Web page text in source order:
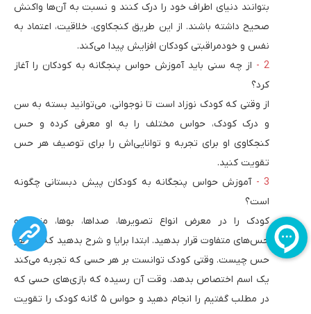
بتوانند دنیای اطراف خود را درک کنند و نسبت به آن‌ها واکنش
صحیح داشته باشند. از این طریق کنجکاوی، خلاقیت، اعتماد به
نفس و خودمراقبتی کودکان افزایش پیدا می‌کند.
از چه سنی باید آموزش حواس پنجگانه به کودکان را آغاز
کرد؟
از وقتی که کودک نوزاد است تا نوجوانی، می‌توانید بسته به سن
و درک کودک، حواس مختلف را به او معرفی کرده و حس
کنجکاوی او برای تجربه و توانایی‌اش را برای توصیف هر حس
تقویت کنید.
آموزش حواس پنجگانه به کودکان پیش دبستانی چگونه
است؟
کودک را در معرض انواع تصویرها، صداها، بوها، مزه‌ها و
حس‌های متفاوت قرار بدهید. ابتدا برایا و شرح بدهید که نام هر
حس چیست. وقتی کودک توانست بر هر حسی که تجربه می‌کند
یک اسم اختصاص بدهد، وقت آن رسیده که بازی‌های حسی که
در مطلب گفتیم را انجام دهید و حواس ۵ گانه کودک را تقویت